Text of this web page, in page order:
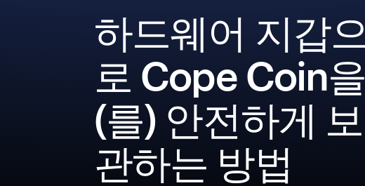
하드웨어 지갑으
로 Cope Coin을
(를) 안전하게 보
관하는 방법